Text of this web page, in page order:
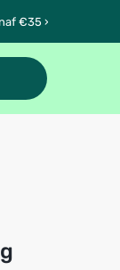
€35 ›